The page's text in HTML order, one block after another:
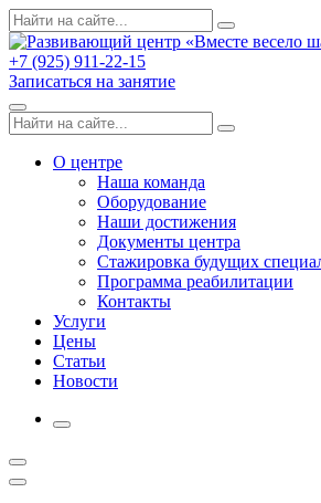
Skip
to
content
Поиск
по:
Search
+7 (925) 911-22-15
Записаться на занятие
Menu
Поиск
по:
Search
О центре
Наша команда
Оборудование
Наши достижения
Документы центра
Стажировка будущих
Программа реабилитации
Контакты
Услуги
Цены
Статьи
Новости
More
Открыть
поиск
Профиль